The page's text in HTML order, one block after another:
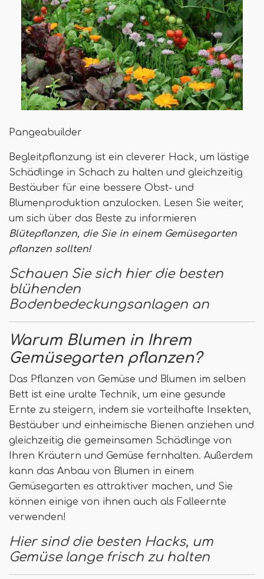
Pangeabuilder
Begleitpflanzung ist ein cleverer Hack, um lästige
Schädlinge in Schach zu halten und gleichzeitig
Bestäuber für eine bessere Obst- und
Blumenproduktion anzulocken. Lesen Sie weiter,
um sich über das Beste zu informieren
Blütepflanzen, die Sie in einem Gemüsegarten
pflanzen sollten!
Schauen Sie sich hier die besten
blühenden
Bodenbedeckungsanlagen an
Warum Blumen in Ihrem
Gemüsegarten pflanzen?
Das Pflanzen von Gemüse und Blumen im selben
Bett ist eine uralte Technik, um eine gesunde
Ernte zu steigern, indem sie vorteilhafte Insekten,
Bestäuber und einheimische Bienen anziehen und
gleichzeitig die gemeinsamen Schädlinge von
Ihren Kräutern und Gemüse fernhalten. Außerdem
kann das Anbau von Blumen in einem
Gemüsegarten es attraktiver machen, und Sie
können einige von ihnen auch als Falleernte
verwenden!
Hier sind die besten Hacks, um
Gemüse lange frisch zu halten